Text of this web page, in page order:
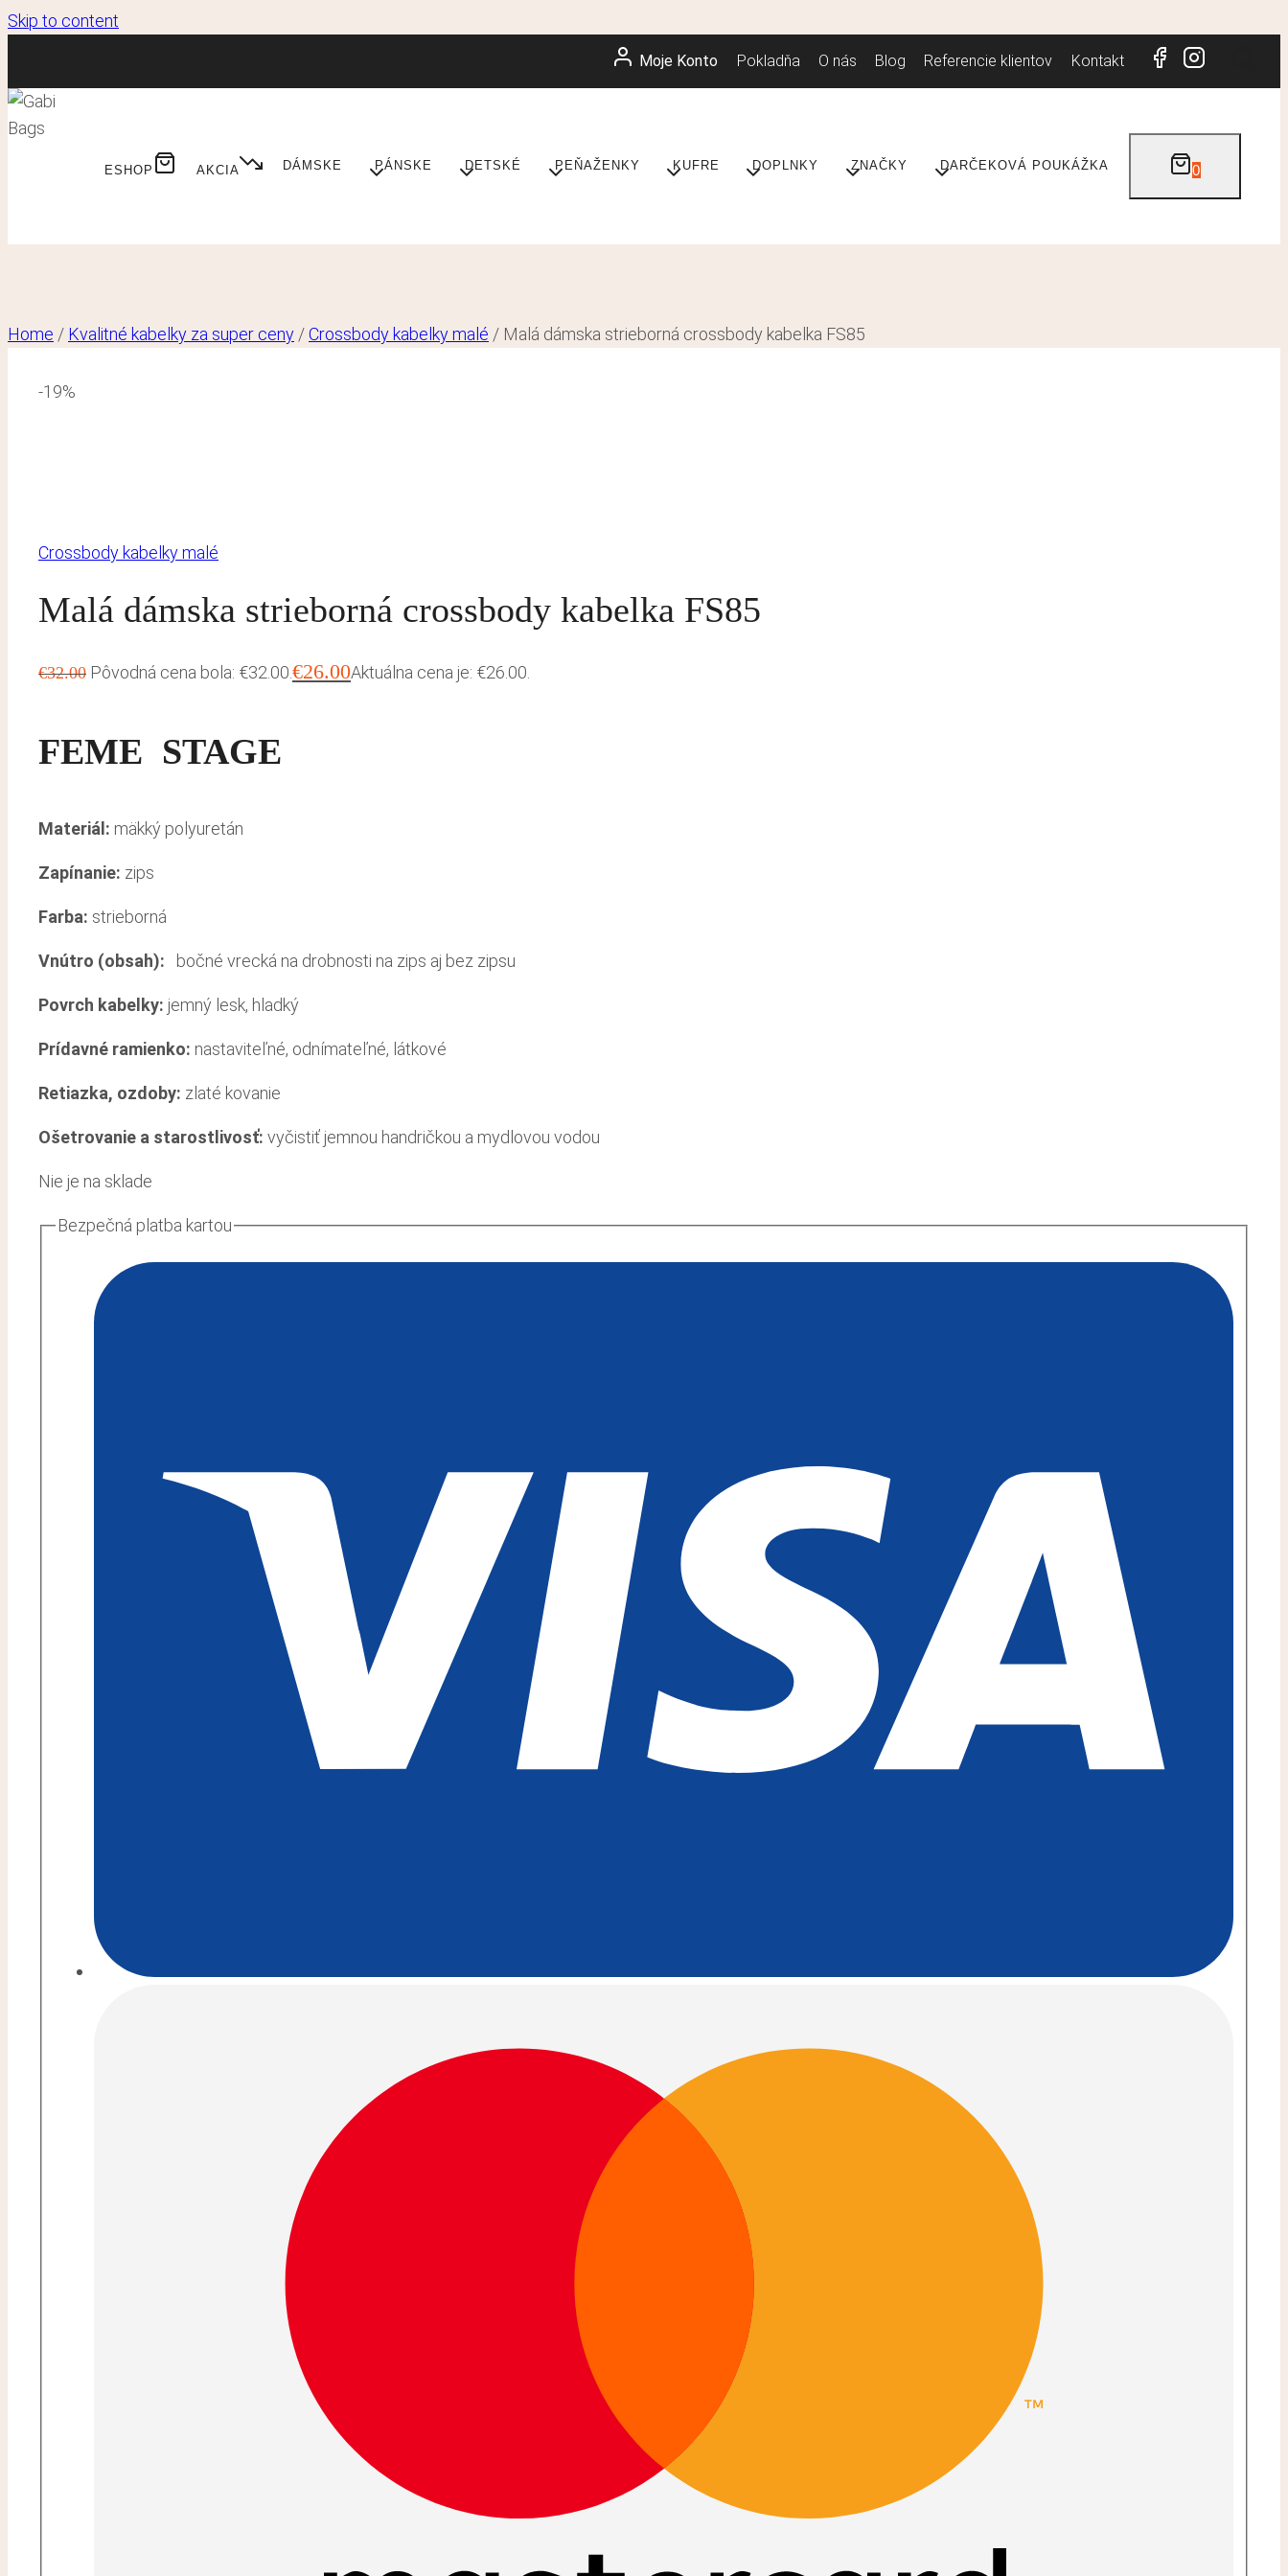
Skip to content
Moje Konto Pokladňa O nás Blog Referencie klientov Kontakt
ESHOP AKCIA DÁMSKE PÁNSKE DETSKÉ PEŇAŽENKY KUFRE DOPLNKY ZNAČKY DARČEKOVÁ POUKÁŽKA 0
Home / Kvalitné kabelky za super ceny /Crossbody kabelky malé / Malá dámska strieborná crossbody kabelka FS85
-19%
Crossbody kabelky malé
Malá dámska strieborná crossbody kabelka FS85
€32.00 Pôvodná cena bola: €32.00.€26.00Aktuálna cena je: €26.00.
FEME STAGE
Materiál: mäkký polyuretán
Zapínanie: zips
Farba: strieborná
Vnútro (obsah): bočné vrecká na drobnosti na zips aj bez zipsu
Povrch kabelky: jemný lesk, hladký
Prídavné ramienko: nastaviteľné, odnímateľné, látkové
Retiazka, ozdoby: zlaté kovanie
Ošetrovanie a starostlivosť: vyčistiť jemnou handričkou a mydlovou vodou
Nie je na sklade
Bezpečná platba kartou